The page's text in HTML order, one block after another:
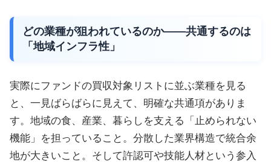
どの業種が狙われているのか——共通するのは
「地域インフラ性」
実際にファンドの買収対象リストに並ぶ業種を見る
と、一見ばらばらに見えて、明確な共通項がありま
す。地域の食、産業、暮らしを支える「止められない
機能」を担っていること。分散した業界構造で統合余
地が大きいこと。そして許認可や技能人材という参入